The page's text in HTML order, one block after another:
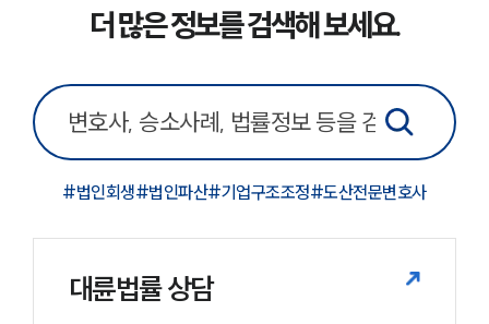
그룹소개
그룹소개
대륜의 강점
오시는 길
고객의 소리
AI대륜
더 많은 정보를 검색해 보세요.
#법인회생#법인파산#기업구조조정#도산전문변호사
대륜법률 상담